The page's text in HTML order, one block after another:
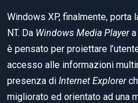
Windows XP, finalmente,
NT. Da Windows Media Playera
è pensato per proiettare
accesso alle informazioni
presenza di Internet Explorer
migliorato ed orientato ad una